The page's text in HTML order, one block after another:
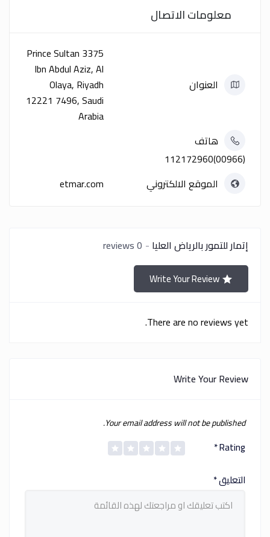
معلومات الاتصال
العنوان
3375 Prince Sultan
Ibn Abdul Aziz, Al
Olaya, Riyadh
12221 7496, Saudi
Arabia
هاتف
(00966)112172960
الموقع الالكتروني
etmar.com
إتمار للتمور بالرياض العليا 0 reviews
Write Your Review
There are no reviews yet.
Write Your Review
Your email address will not be published.
Rating
*
التعليق*